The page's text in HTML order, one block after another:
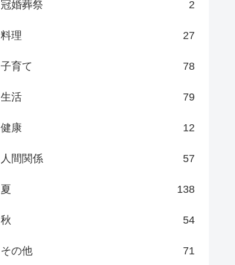
冠婚葬祭 2
料理 27
子育て 78
生活 79
健康 12
人間関係 57
夏 138
秋 54
その他 71